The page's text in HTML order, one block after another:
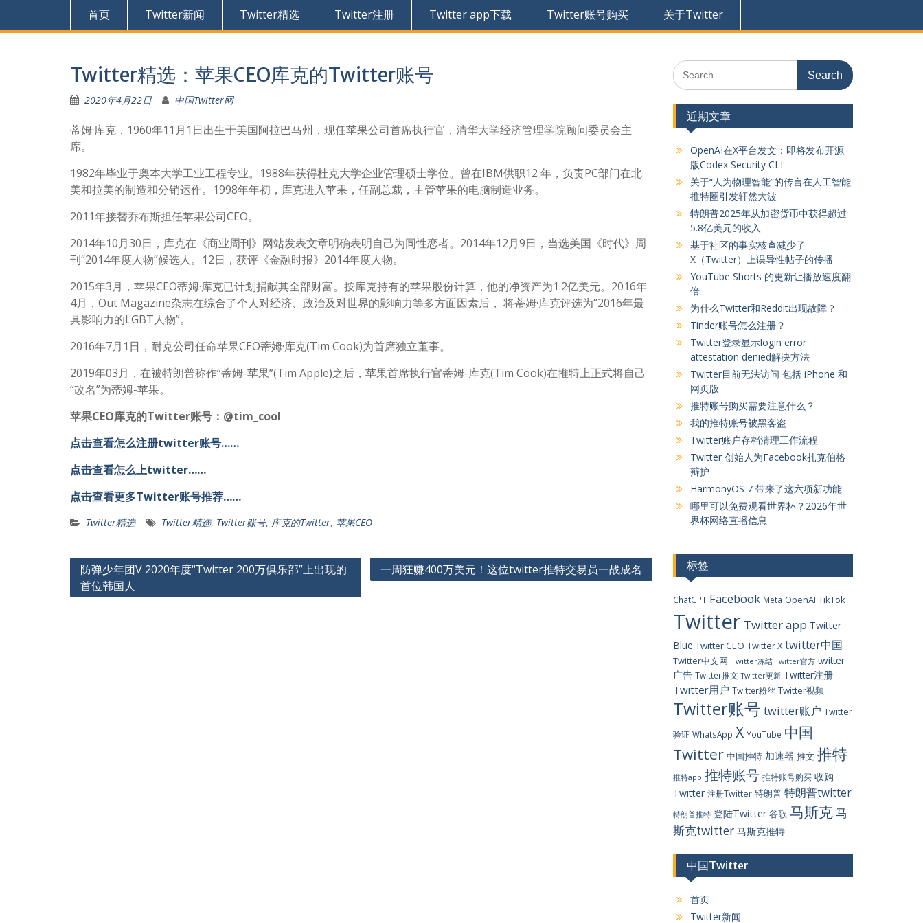
首页 Twitter新闻 Twitter精选 Twitter注册 Twitter app下载 Twitter账号购买 关于Twitter
Twitter精选：苹果CEO库克的Twitter账号
2020年4月22日 中国Twitter网
蒂姆·库克，1960年11月1日出生于美国阿拉巴马州，现任苹果公司首席执行官，清华大学经济管理学院顾问委员会主
席。
1982年毕业于奥本大学工业工程专业。1988年获得杜克大学企业管理硕士学位。曾在IBM供职12 年，负责PC部门在北
美和拉美的制造和分销运作。1998年年初，库克进入苹果，任副总裁，主管苹果的电脑制造业务。
2011年接替乔布斯担任苹果公司CEO。
2014年10月30日，库克在《商业周刊》网站发表文章明确表明自己为同性恋者。2014年12月9日，当选美国《时代》周
刊“2014年度人物”候选人。12日，获评《金融时报》2014年度人物。
2015年3月，苹果CEO蒂姆·库克已计划捐献其全部财富。按库克持有的苹果股份计算，他的净资产为1.2亿美元。2016年
4月，Out Magazine杂志在综合了个人对经济、政治及对世界的影响力等多方面因素后， 将蒂姆·库克评选为“2016年最
具影响力的LGBT人物”。
2016年7月1日，耐克公司任命苹果CEO蒂姆·库克(Tim Cook)为首席独立董事。
2019年03月，在被特朗普称作“蒂姆-苹果”(Tim Apple)之后，苹果首席执行官蒂姆-库克(Tim Cook)在推特上正式将自己
“改名”为蒂姆-苹果。
苹果CEO库克的Twitter账号：@tim_cool
点击查看怎么注册twitter账号……
点击查看怎么上twitter……
点击查看更多Twitter账号推荐……
Twitter精选 Twitter精选, Twitter账号, 库克的Twitter, 苹果CEO
文
章
防弹少年团V 2020年度“Twitter 200万俱乐部”上出现的
首位韩国人
一周狂赚400万美元！这位twitter推特交易员一战成名
Search
for:
近期文章
OpenAI在X平台发文：即将发布开源
版Codex Security CLI
关于“人为物理智能”的传言在人工智能
推特圈引发轩然大波
特朗普2025年从加密货币中获得超过
5.8亿美元的收入
基于社区的事实核查减少了
X（Twitter）上误导性帖子的传播
YouTube Shorts 的更新让播放速度翻
倍
为什么Twitter和Reddit出现故障？
Tinder账号怎么注册？
Twitter登录显示login error
attestation denied解决方法
Twitter目前无法访问 包括 iPhone 和
网页版
推特账号购买需要注意什么？
我的推特账号被黑客盗
Twitter账户存档清理工作流程
Twitter 创始人为Facebook扎克伯格
辩护
HarmonyOS 7 带来了这六项新功能
哪里可以免费观看世界杯？2026年世
界杯网络直播信息
标签
ChatGPT Facebook Meta OpenAI TikTok
Twitter Twitter app Twitter
Blue Twitter CEO Twitter X twitter中国
Twitter中文网 Twitter冻结 Twitter官方 twitter
广告 Twitter推文 Twitter更新 Twitter注册
Twitter用户 Twitter粉丝 Twitter视频
Twitter账号 twitter账户 Twitter
验证 WhatsApp X YouTube 中国
Twitter 中国推特 加速器 推文 推特
推特app 推特账号 推特账号购买 收购
Twitter 注册Twitter 特朗普 特朗普twitter
特朗普推特 登陆Twitter 谷歌 马斯克马
斯克twitter 马斯克推特
中国Twitter
首页
Twitter新闻